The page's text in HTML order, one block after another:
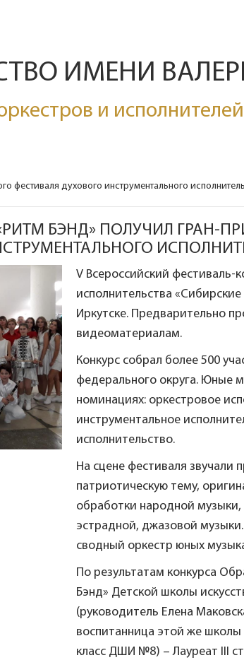
ИМЕНИ
и
фестиваля духового инструментального
БЭНД» ПОЛУЧИЛ ГРАН-
V Всероссийский фестиваль-
исполнительства
Иркутске. Предварительно
видеоматериалам.
Конкурс собрал более 500
федерального округа. Юные
номинациях: оркестровое
инструментальное
исполнительство.
На сцене фестиваля звучали
патриотическую тему,
обработки народной музыки,
эстрадной, джазовой
сводный оркестр юных
По результатам конкурса
Бэнд» Детской школы
(руководитель Елена
воспитанница этой же школы
класс ДШИ №8) – Лауреат III